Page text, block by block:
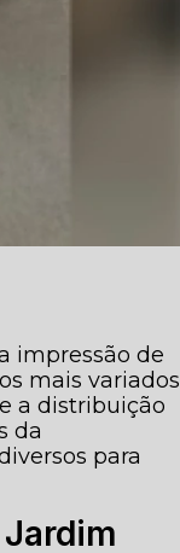
impressão de
mais variados
a distribuição
da
para